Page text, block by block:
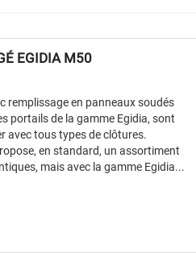
EGIDIA M50
remplissage en panneaux soudés
portails de la gamme Egidia, sont
avec tous types de clôtures.
en standard, un assortiment
mais avec la gamme Egidia...